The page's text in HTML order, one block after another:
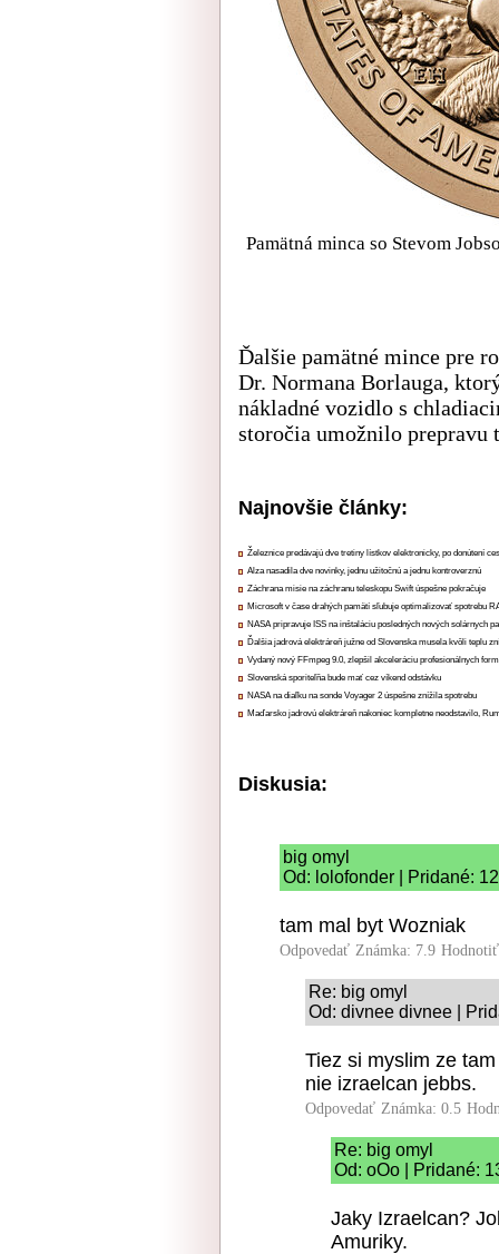
Pamätná minca so Stevom
Ďalšie pamätné mince pre
Dr. Normana Borlauga,
nákladné vozidlo s
storočia umožnilo prepravu
Najnovšie články:
Železnice predávajú dve tretiny lístkov elektronicky, po donútení
Alza nasadila dve novinky, jednu užitočnú a jednu kontroverznú
Záchrana misie na záchranu teleskopu Swift úspešne pokračuje
Microsoft v čase drahých pamätí sľubuje optimalizovať spotrebu
NASA pripravuje ISS na inštaláciu posledných nových solárnych
Ďalšia jadrová elektráreň južne od Slovenska musela kvôli teplu
Vydaný nový FFmpeg 9.0, zlepšil akceleráciu profesionálnych
Slovenská sporiteľňa bude mať cez víkend odstávku
NASA na diaľku na sonde Voyager 2 úspešne znížila spotrebu
Maďarsko jadrovú elektráreň nakoniec kompletne neodstavilo,
Diskusia:
big omyl
Od: lolofonder | Pridané:
tam mal byt Wozniak
Odpovedať Známka: 7.9
Re: big omyl
Od: divnee divnee |
Tiez si myslim ze
nie izraelcan jebbs.
Odpovedať Známka: 0.5
Re: big omyl
Od: oOo | Pridané:
Jaky Izraelcan?
Amuriky.